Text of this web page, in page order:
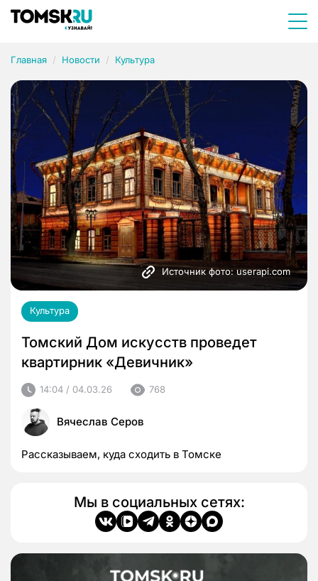
Главная Новости Культура
Источник фото: userapi.com
Культура
Томский Дом искусств проведет
квартирник «Девичник»
14:04 / 04.03.26 768
Вячеслав Серов
Рассказываем, куда сходить в Томске
Мы в социальных сетях: